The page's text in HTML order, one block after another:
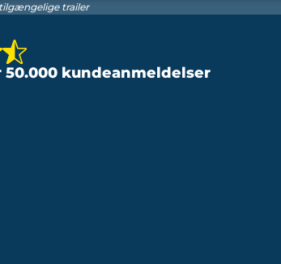
trailer
50.000 kundeanmeldelser